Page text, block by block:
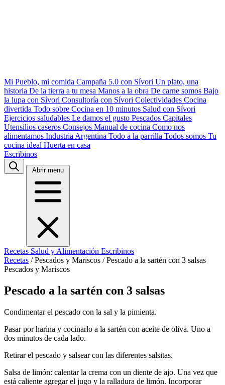
Mi Pueblo, mi comida Campaña 5.0 con Sívori Un plato, una
historia De la tierra a tu mesa Manos a la obra De carne somos Bajo
la lupa con Sívori Consultoría con Sívori Colectividades Cocina
divertida Todo sobre Cocina en 10 minutos Salud con Sívori
Ejercicios saludables Le damos el gusto Pescados Capitales
Utensilios caseros Consejos Manual de cocina Como nos
alimentamos Industria Argentina Todo a la parrilla Todos somos Tu
cocina ideal Huerta en casa
Escribinos
Abrir menu
Recetas Salud y Alimentación Escribinos
Recetas / Pescados y Mariscos / Pescado a la sartén con 3 salsas
Pescados y Mariscos
Pescado a la sartén con 3 salsas
Condimentar el pescado con la sal y la pimienta.
Pasar por harina y cocinarlo a la sartén con aceite de oliva. Uno a
dos minutos de cada lado.
Retirar el pescado y salsear con las diferentes salsitas.
Salsa de limón: calentar la crema con un diente de ajo. Una vez que
está caliente agregar el jugo y la ralladura de limón. Incorporar